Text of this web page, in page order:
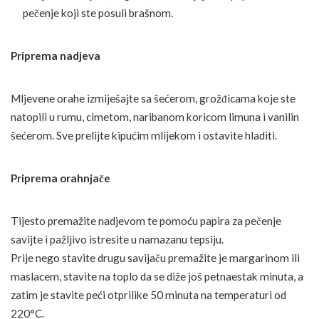
pečenje koji ste posuli brašnom.
Priprema nadjeva
Mljevene orahe izmiješajte sa šećerom, grožđicama koje ste
natopili u rumu, cimetom, naribanom koricom limuna i vanilin
šećerom. Sve prelijte kipućim mlijekom i ostavite hladiti.
Priprema orahnjače
Tijesto premažite nadjevom te pomoću papira za pečenje
savijte i pažljivo istresite u namazanu tepsiju.
Prije nego stavite drugu savijaču premažite je margarinom ili
maslacem, stavite na toplo da se diže još petnaestak minuta, a
zatim je stavite peći otprilike 50 minuta na temperaturi od
220°C.